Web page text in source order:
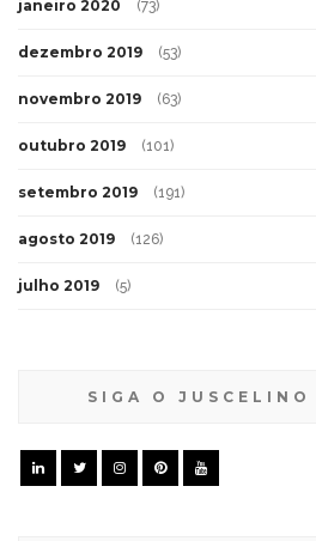
janeiro 2020 (73)
dezembro 2019 (53)
novembro 2019 (63)
outubro 2019 (101)
setembro 2019 (191)
agosto 2019 (126)
julho 2019 (5)
SIGA O JUSCELINO